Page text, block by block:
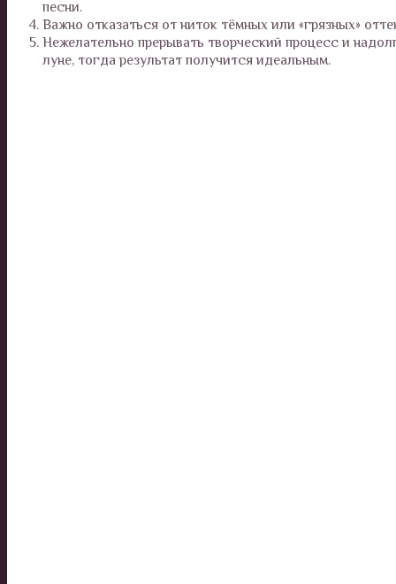
песни.
Важно отказаться от ниток тёмных или «грязных»
Нежелательно прерывать творческий процесс и
луне, тогда результат получится идеальным.